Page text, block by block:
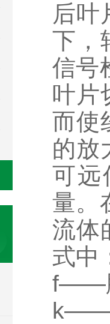
后叶
下，
信号
叶片
而使
的放
可远
量。
流体
式中
f——
k——